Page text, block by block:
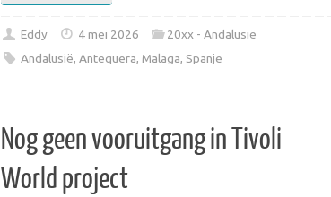
Eddy 4 mei 2026
20xx - Andalusië
Andalusië, Antequera, Malaga, Spanje
Nog geen vooruitgang in Tivoli
World project